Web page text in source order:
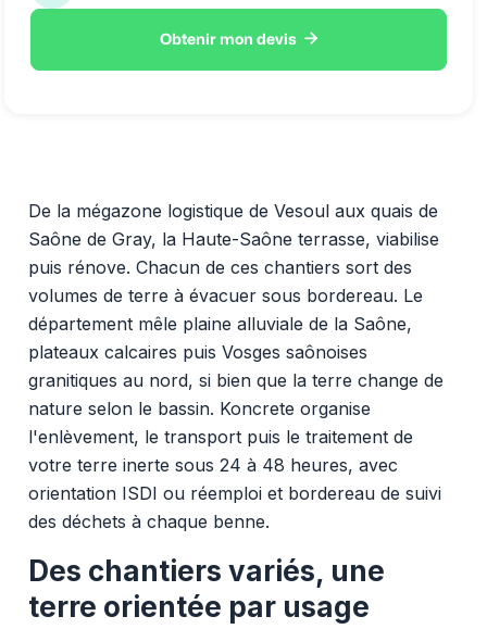
De la mégazone logistique de Vesoul aux quais de
Saône de Gray, la Haute-Saône terrasse, viabilise
puis rénove. Chacun de ces chantiers sort des
volumes de terre à évacuer sous bordereau. Le
département mêle plaine alluviale de la Saône,
plateaux calcaires puis Vosges saônoises
granitiques au nord, si bien que la terre change de
nature selon le bassin. Koncrete organise
l'enlèvement, le transport puis le traitement de
votre terre inerte sous 24 à 48 heures, avec
orientation ISDI ou réemploi et bordereau de suivi
des déchets à chaque benne.
Des chantiers variés, une
terre orientée par usage
Obtenir mon devis 